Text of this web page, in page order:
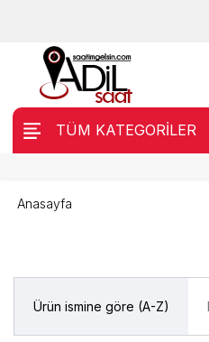
TÜM KATEGORİLER
Anasayfa
Ürün ismine göre (A-Z)